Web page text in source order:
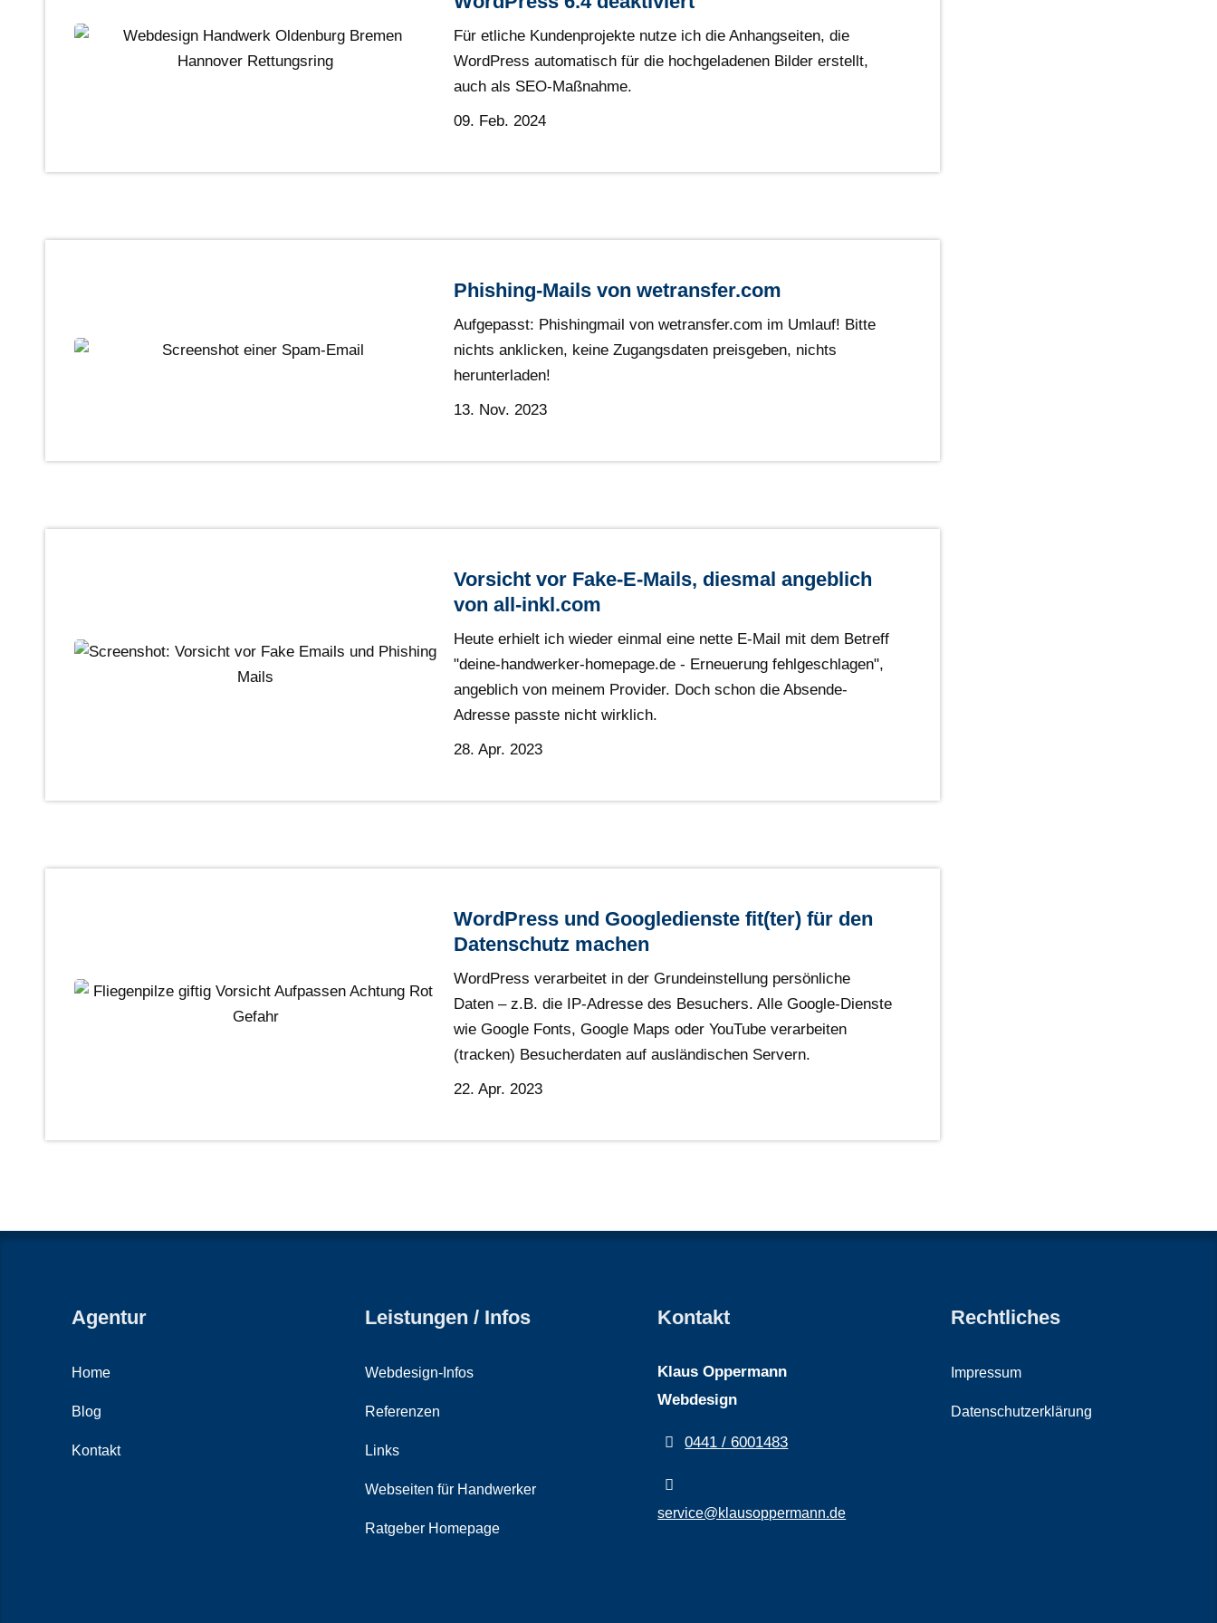
Für etliche Kundenprojekte nutze ich die Anhangseiten, die
WordPress automatisch für die hochgeladenen Bilder erstellt,
auch als SEO-Maßnahme.
09. Feb. 2024
Phishing-Mails von wetransfer.com
Aufgepasst: Phishingmail von wetransfer.com im Umlauf! Bitte
nichts anklicken, keine Zugangsdaten preisgeben, nichts
herunterladen!
13. Nov. 2023
Vorsicht vor Fake-E-Mails, diesmal angeblich
von all-inkl.com
Heute erhielt ich wieder einmal eine nette E-Mail mit dem Betreff
"deine-handwerker-homepage.de - Erneuerung fehlgeschlagen",
angeblich von meinem Provider. Doch schon die Absende-
Adresse passte nicht wirklich.
28. Apr. 2023
WordPress und Googledienste fit(ter) für den
Datenschutz machen
WordPress verarbeitet in der Grundeinstellung persönliche
Daten – z.B. die IP-Adresse des Besuchers. Alle Google-Dienste
wie Google Fonts, Google Maps oder YouTube verarbeiten
(tracken) Besucherdaten auf ausländischen Servern.
22. Apr. 2023
Agentur
Home
Blog
Kontakt
Leistungen / Infos
Webdesign-Infos
Referenzen
Links
Webseiten für Handwerker
Ratgeber Homepage
Kontakt
Klaus Oppermann
Webdesign
0441 / 6001483
service@klausoppermann.de
Rechtliches
Impressum
Datenschutzerklärung